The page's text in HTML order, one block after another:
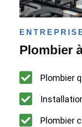
Plombier
Plombier
Plombier